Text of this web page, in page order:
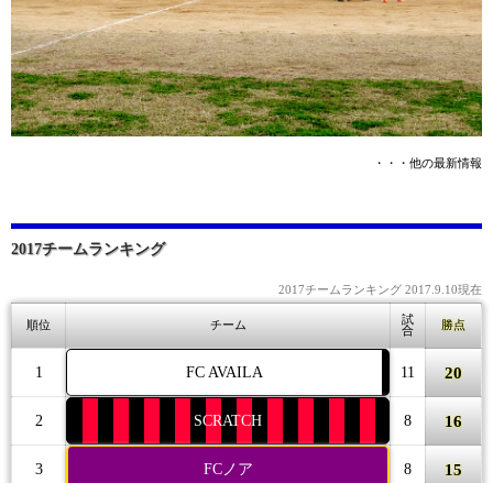
・・・他の最新情報
2017チームランキング
2017チームランキング 2017.9.10現在
順位 チーム
試
合
勝点
1 FC AVAILA 11 20
2 SCRATCH 8 16
3 FCノア 8 15